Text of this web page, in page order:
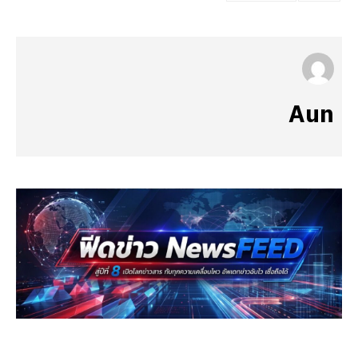
Aun